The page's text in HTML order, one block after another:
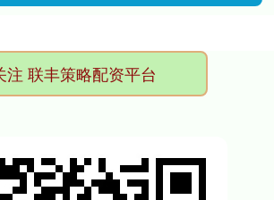
注 联丰策略配资平台